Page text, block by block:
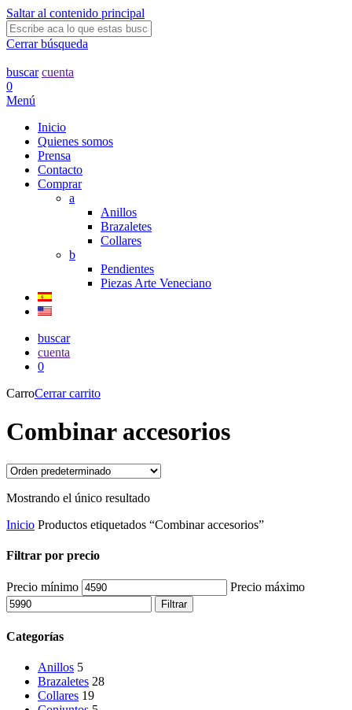
Saltar al contenido principal
Cerrar búsqueda
buscar cuenta
0
Menú
Inicio
Quienes somos
Prensa
Contacto
Comprar
a
Anillos
Brazaletes
Collares
b
Pendientes
Piezas Arte Veneciano
buscar
cuenta
0
CarroCerrar carrito
Combinar accesorios
Mostrando el único resultado
Inicio Productos etiquetados “Combinar accesorios”
Filtrar por precio
Precio mínimo Precio máximo
Filtrar
Categorías
Anillos 5
Brazaletes 28
Collares 19